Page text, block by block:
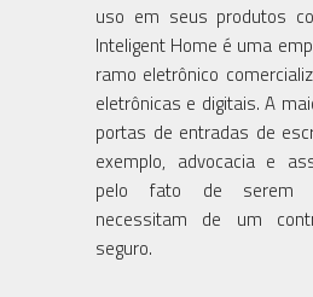
uso em seus produtos
Inteligent Home é uma
ramo eletrônico
eletrônicas e digitais. A
portas de entradas de
exemplo, advocacia e
pelo fato de serem
necessitam de um
seguro.